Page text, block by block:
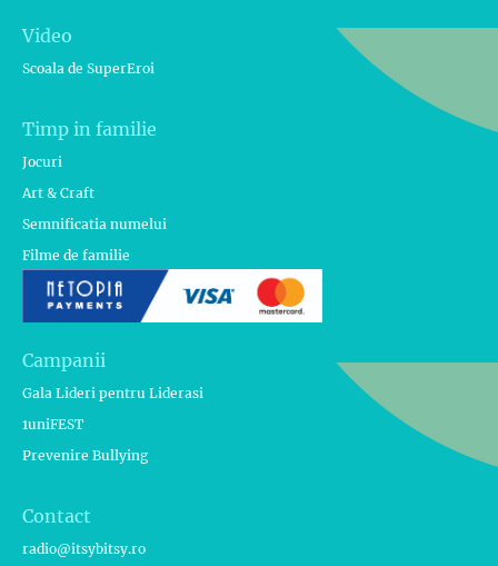
Video
Scoala de SuperEroi
Timp in familie
Jocuri
Art & Craft
Semnificatia numelui
Filme de familie
Campanii
Gala Lideri pentru Liderasi
1uniFEST
Prevenire Bullying
Contact
radio@itsybitsy.ro